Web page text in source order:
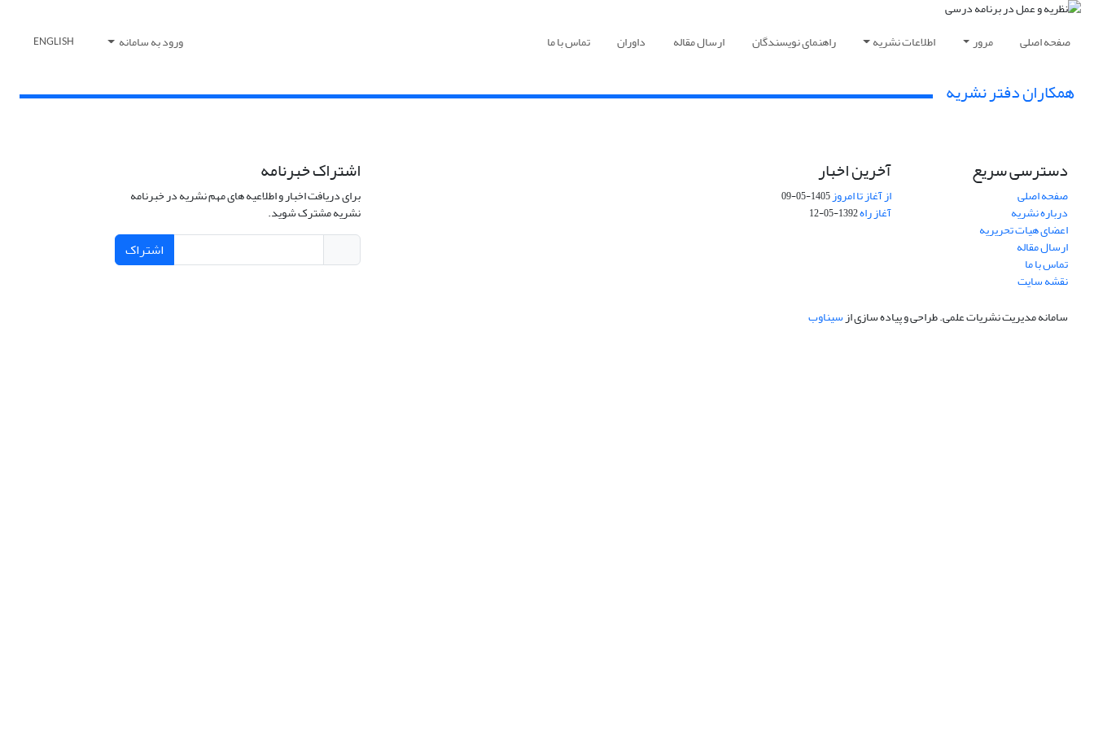
صفحه اصلی مرور اطلاعات نشریه راهنمای نویسندگان ارسال مقاله داوران تماس با ما ورود به سامانه ENGLISH
همکاران دفتر نشریه
دسترسی سریع
صفحه اصلی
درباره نشریه
اعضای هیات تحریریه
ارسال مقاله
تماس با ما
نقشه سایت
آخرین اخبار
از آغاز تا امروز1405-05-09
آغاز راه1392-05-12
اشتراک خبرنامه
برای دریافت اخبار و اطلاعیه های مهم نشریه در خبرنامه
نشریه مشترک شوید.
اشتراک
سامانه مدیریت نشریات علمی.طراحی و پیاده سازی ازسیناوب